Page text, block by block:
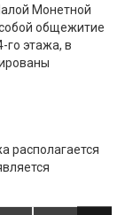
Монетной
общежитие
го этажа, в
располагается